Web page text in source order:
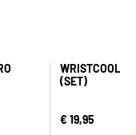
WRISTCOOL
(SET)
€ 19,95